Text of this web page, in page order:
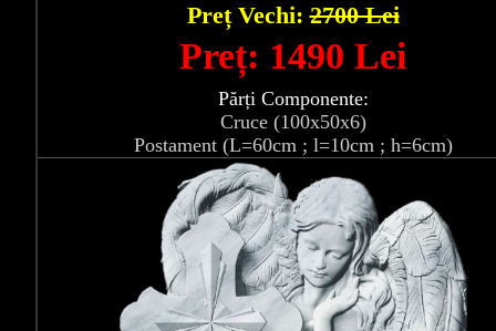
Preț Vechi:2700 Lei
Preț: 1490 Lei
Părți Componente:
Cruce (100x50x6)
Postament (L=60cm ; l=10cm ; h=6cm)